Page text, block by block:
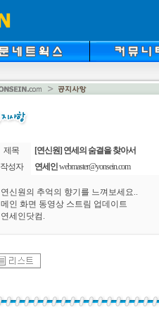
제목
[연신원] 연세의 숨결을 찾아서
작성자
연세인webmaster@yonsein.com
연신원의 추억의 향기를 느껴보세요..
메인 화면 동영상 스트림 업데이트
연세인닷컴.